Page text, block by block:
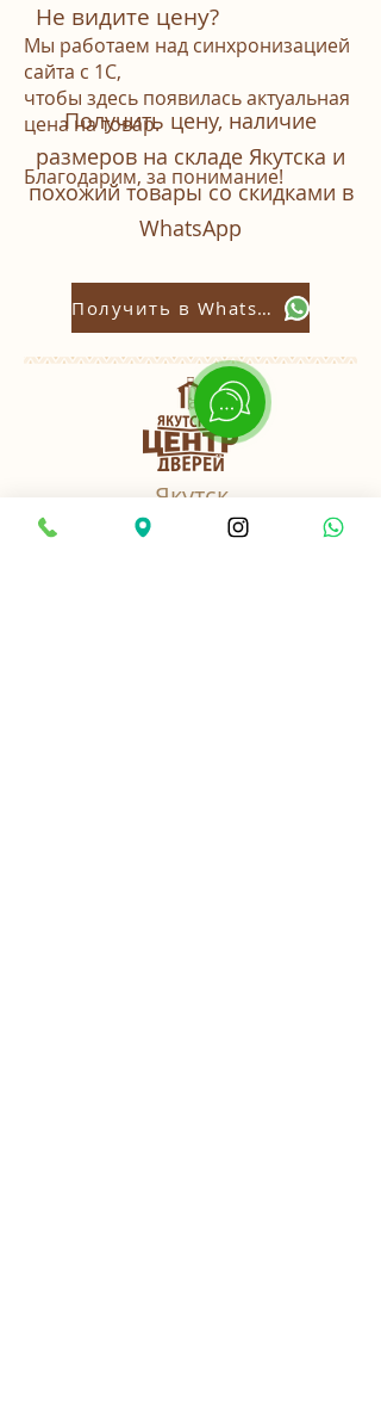
Не видите цену?
Мы работаем над синхронизацией
сайта с 1С,
чтобы здесь появилась актуальная
цена на товар.
Благодарим, за понимание!
Получить цену, наличие
размеров на складе Якутска и
похожий товары со скидками в
WhatsАpp
Получить в Whatsapp
Якутск
пер. Базовый, 3 к3